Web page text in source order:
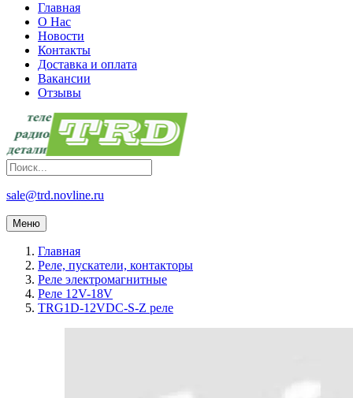
Главная
О Нас
Новости
Контакты
Доставка и оплата
Вакансии
Отзывы
sale@trd.novline.ru
Меню
Главная
Реле, пускатели, контакторы
Реле электромагнитные
Реле 12V-18V
TRG1D-12VDC-S-Z реле